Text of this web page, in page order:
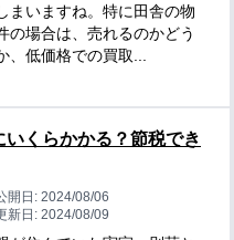
まいますね。特に田舎の物
の場合は、売れるのかどう
、低価格での買取...
くらかかる？節税でき
開日: 2024/08/06
新日: 2024/08/09